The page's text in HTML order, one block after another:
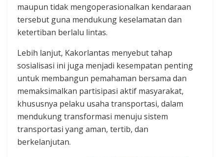
maupun tidak mengoperasionalkan kendaraan
tersebut guna mendukung keselamatan dan
ketertiban berlalu lintas.
Lebih lanjut, Kakorlantas menyebut tahap
sosialisasi ini juga menjadi kesempatan penting
untuk membangun pemahaman bersama dan
memaksimalkan partisipasi aktif masyarakat,
khususnya pelaku usaha transportasi, dalam
mendukung transformasi menuju sistem
transportasi yang aman, tertib, dan
berkelanjutan.